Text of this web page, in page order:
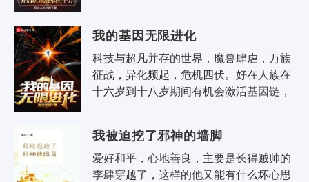
我的基因无限进化
科技与超凡并存的世界，魔兽肆虐，万族
征战，异化频起，危机四伏。好在人族在
十六岁到十八岁期间有机会激活基因链，
我被迫挖了邪神的墙脚
爱好和平，心地善良，主要是长得贼帅的
李肆穿越了，这样的他又能有什么坏心思